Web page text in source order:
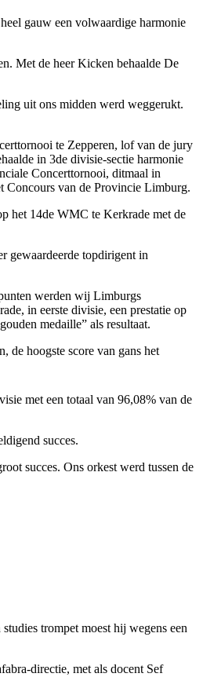
gauw een volwaardige harmonie
Met de heer Kicken behaalde De
uit ons midden werd weggerukt.
te Zepperen, lof van de jury
in 3de divisie-sectie harmonie
Concerttornooi, ditmaal in
Concours van de Provincie Limburg.
het 14de WMC te Kerkrade met de
gewaardeerde topdirigent in
werden wij Limburgs
in eerste divisie, een prestatie op
medaille” als resultaat.
de hoogste score van gans het
met een totaal van 96,08% van de
succes.
succes. Ons orkest werd tussen de
trompet moest hij wegens een
directie, met als docent Sef